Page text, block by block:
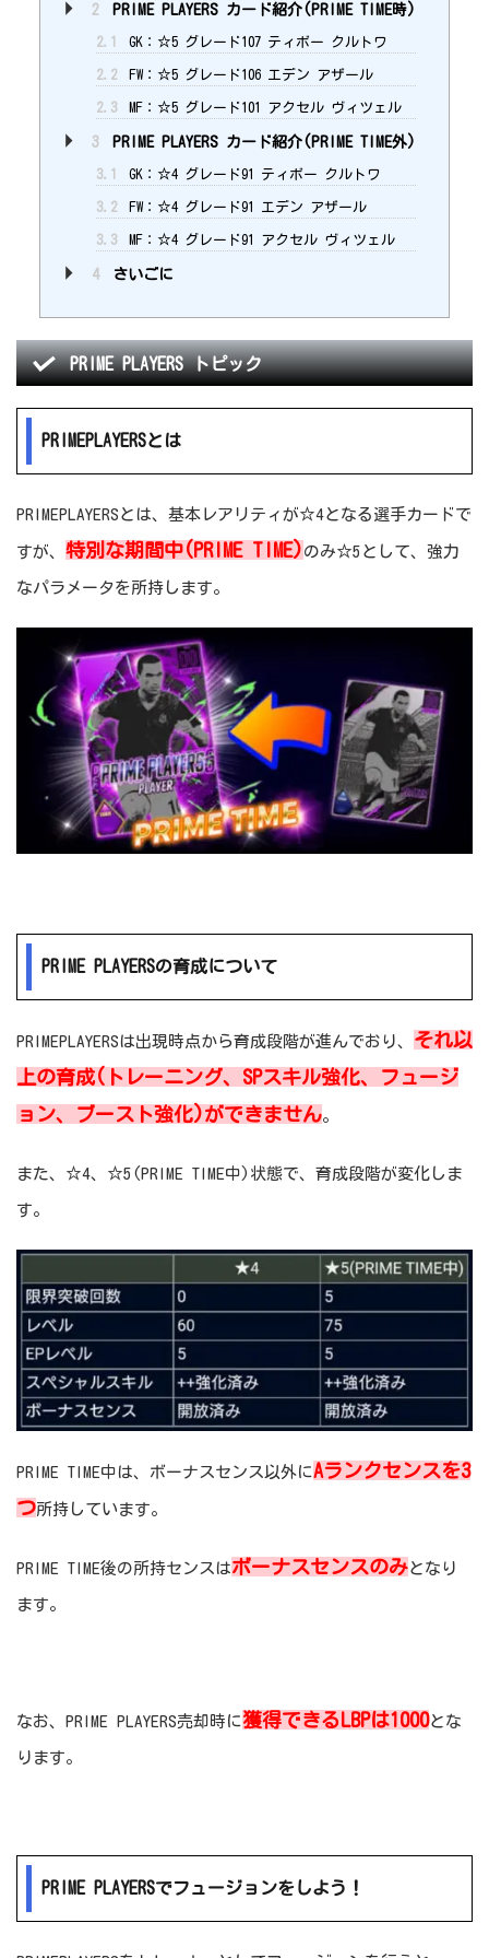
2 PRIME PLAYERS カード紹介(PRIME TIME時)
2.1 GK：☆5 グレード107 ティボー クルトワ
2.2 FW：☆5 グレード106 エデン アザール
2.3 MF：☆5 グレード101 アクセル ヴィツェル
3 PRIME PLAYERS カード紹介(PRIME TIME外)
3.1 GK：☆4 グレード91 ティボー クルトワ
3.2 FW：☆4 グレード91 エデン アザール
3.3 MF：☆4 グレード91 アクセル ヴィツェル
4 さいごに
PRIME PLAYERS トピック
PRIMEPLAYERSとは
PRIMEPLAYERSとは、基本レアリティが☆4となる選手カードで
すが、 特別な期間中(PRIME TIME) のみ☆5として、強力
なパラメータを所持します。
PRIME PLAYERSの育成について
PRIMEPLAYERSは出現時点から育成段階が進んでおり、 それ以
上の育成(トレーニング、SPスキル強化、フュージ
ョン、ブースト強化)ができません。
また、☆4、☆5(PRIME TIME中)状態で、育成段階が変化しま
す。
PRIME TIME中は、ボーナスセンス以外に Aランクセンスを3
つ所持しています。
PRIME TIME後の所持センスはボーナスセンスのみとなり
ます。
なお、PRIME PLAYERS売却時に 獲得できるLBPは1000とな
ります。
PRIME PLAYERSでフュージョンをしよう！